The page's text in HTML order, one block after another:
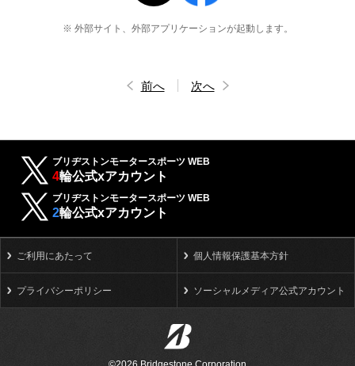
※ 外部サイト、外部アプリケーションが起動します。
前へ 次へ
ブリヂストンモータースポーツ WEB
4輪公式xアカウント
ブリヂストンモータースポーツ WEB
2輪公式xアカウント
ご利用にあたって 個人情報保護基本方針
プライバシーポリシー ソーシャルメディア公式アカウント